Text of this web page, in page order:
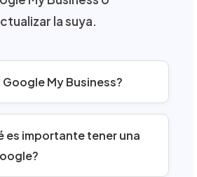
la suya.
Google My Business?
es importante tener una